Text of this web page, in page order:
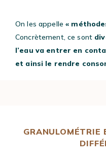
On les appelle«
Concrètement, ce sont
l’eau va entrer en
et ainsi le rendre
GRANULOMÉTRIE